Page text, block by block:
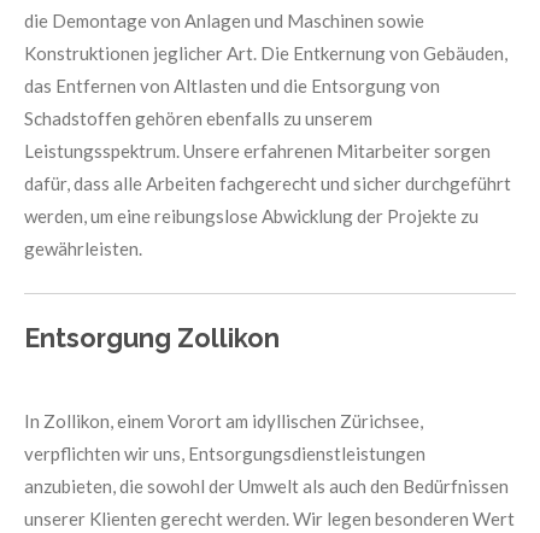
die Demontage von Anlagen und Maschinen sowie
Konstruktionen jeglicher Art. Die Entkernung von Gebäuden,
das Entfernen von Altlasten und die Entsorgung von
Schadstoffen gehören ebenfalls zu unserem
Leistungsspektrum. Unsere erfahrenen Mitarbeiter sorgen
dafür, dass alle Arbeiten fachgerecht und sicher durchgeführt
werden, um eine reibungslose Abwicklung der Projekte zu
gewährleisten.
Entsorgung Zollikon
In Zollikon, einem Vorort am idyllischen Zürichsee,
verpflichten wir uns, Entsorgungsdienstleistungen
anzubieten, die sowohl der Umwelt als auch den Bedürfnissen
unserer Klienten gerecht werden. Wir legen besonderen Wert